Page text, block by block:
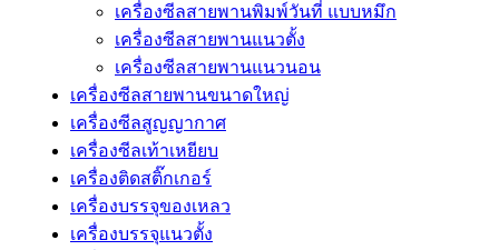
เครื่องซีลสายพานพิมพ์วันที่ แบบหมึก
เครื่องซีลสายพานแนวตั้ง
เครื่องซีลสายพานแนวนอน
เครื่องซีลสายพานขนาดใหญ่
เครื่องซีลสูญญากาศ
เครื่องซีลเท้าเหยียบ
เครื่องติดสติ๊กเกอร์
เครื่องบรรจุของเหลว
เครื่องบรรจุแนวตั้ง